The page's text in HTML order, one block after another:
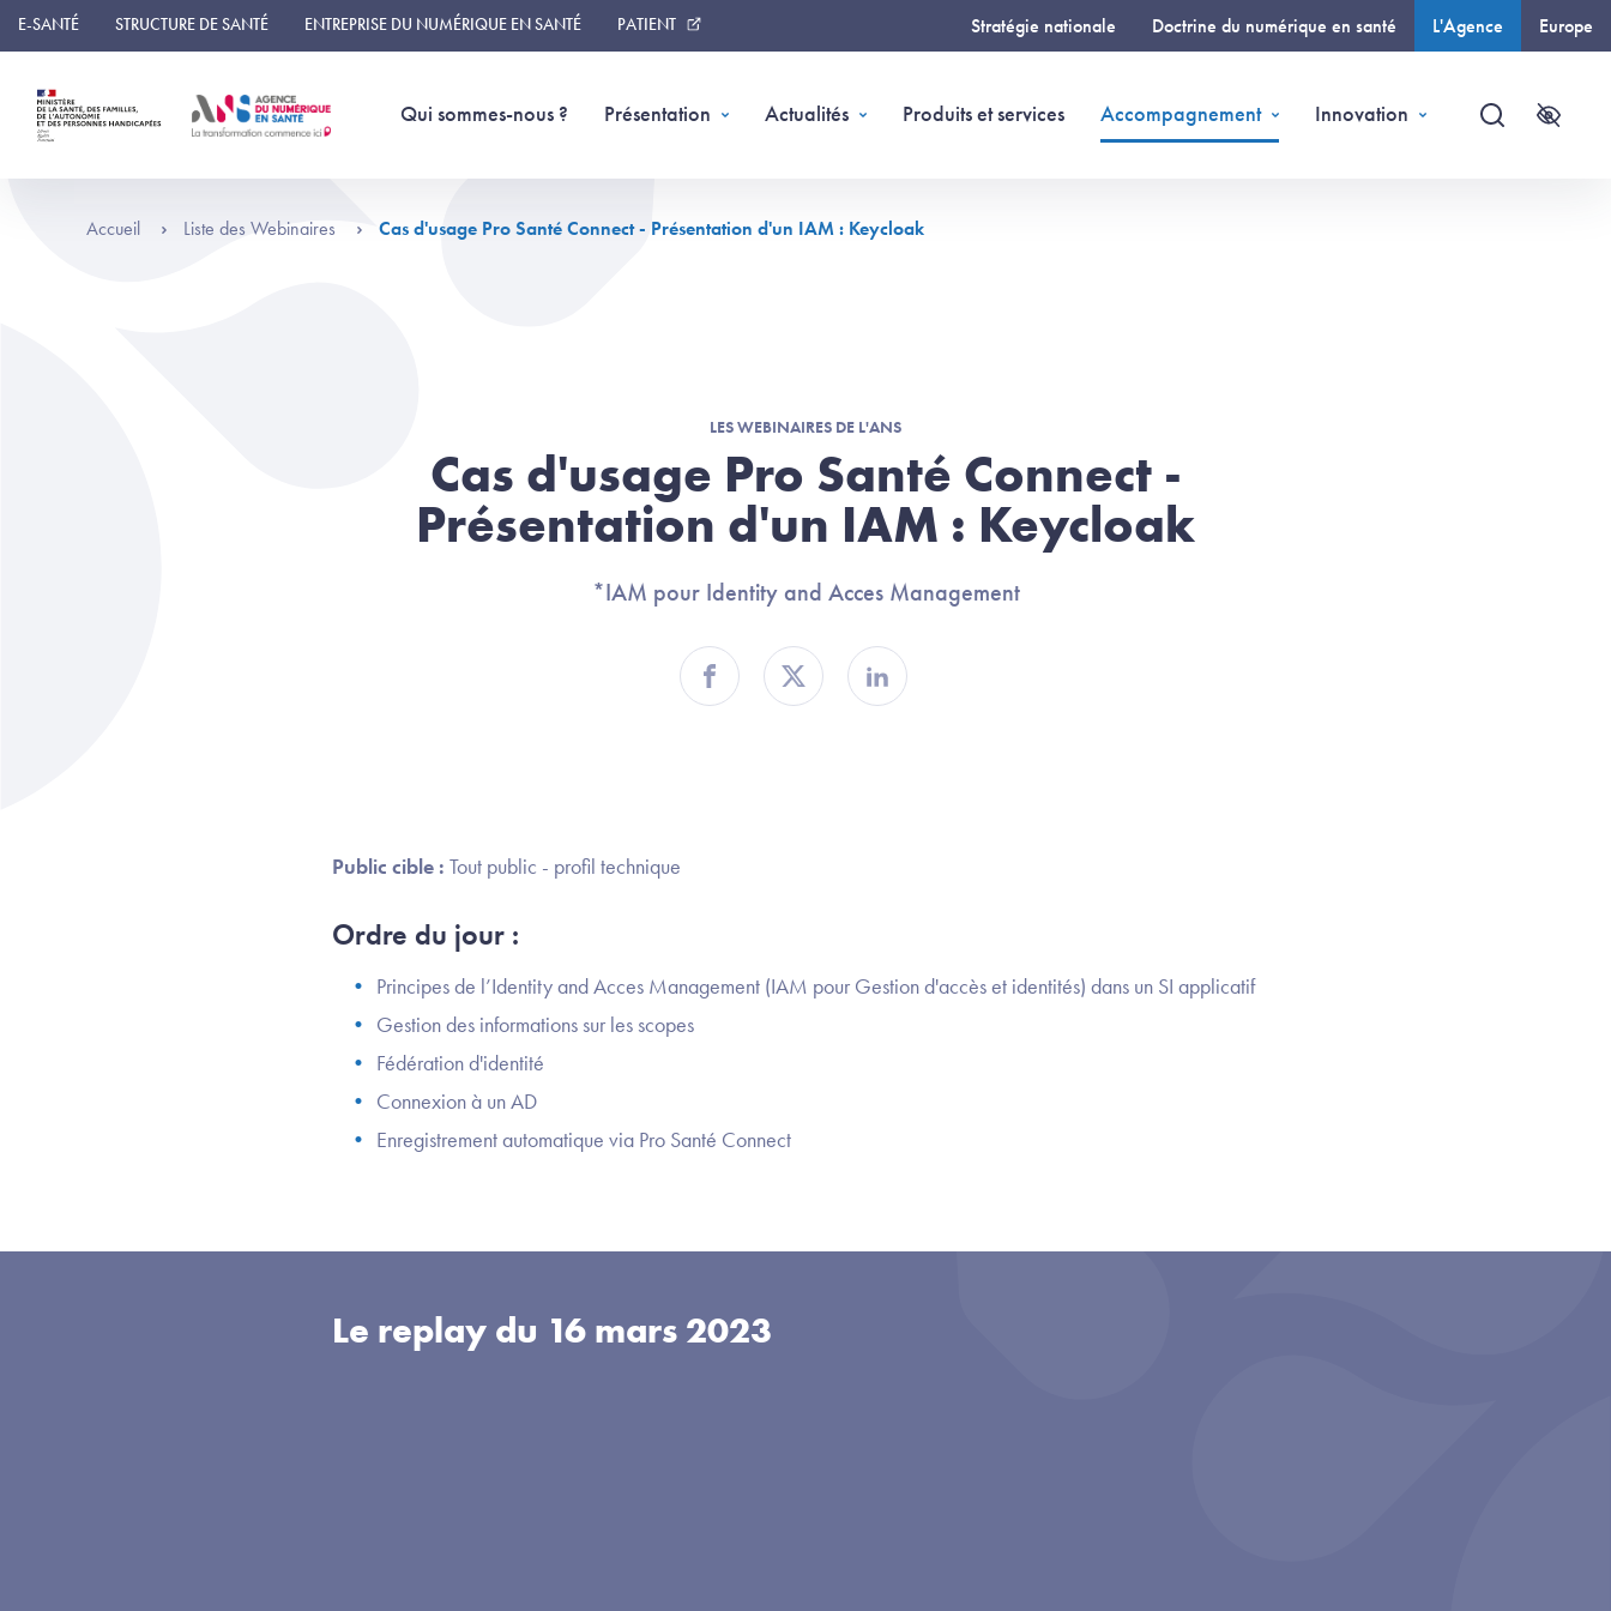
Panneau de gestion des cookies
E-SANTÉ STRUCTURE DE SANTÉ ENTREPRISE DU NUMÉRIQUE EN SANTÉ PATIENT Stratégie nationale Doctrine du numérique en santé L'Agence Europe
Qui sommes-nous ? Présentation Actualités Produits et services Accompagnement Innovation
Recherche
Accueil Liste des Webinaires Cas d'usage Pro Santé Connect - Présentation d'un IAM : Keycloak
LES WEBINAIRES DE L'ANS
Cas d'usage Pro Santé Connect -
Présentation d'un IAM : Keycloak
*IAM pour Identity and Acces Management
Partager sur Facebook
Partager sur TwitterPartager sur Linkedin
Public cible : Tout public - profil technique
Ordre du jour :
Principes de l’Identity and Acces Management (IAM pour Gestion d'accès et identités) dans un SI applicatif
Gestion des informations sur les scopes
Fédération d'identité
Connexion à un AD
Enregistrement automatique via Pro Santé Connect
Le replay du 16 mars 2023